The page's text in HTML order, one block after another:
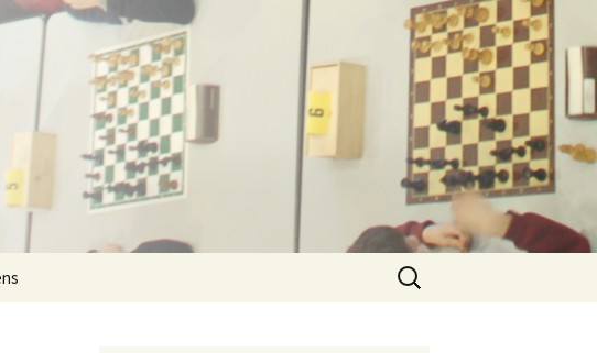
Rechercher :